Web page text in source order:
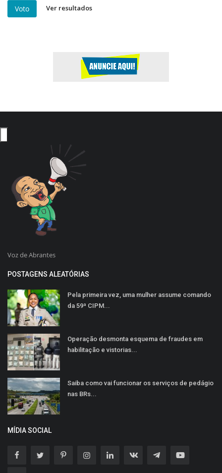
Voto Ver resultados
Voz de Abrantes
POSTAGENS ALEATÓRIAS
Pela primeira vez, uma mulher assume comando
da 59ª CIPM...
Operação desmonta esquema de fraudes em
habilitação e vistorias...
Saiba como vai funcionar os serviços de pedágio
nas BRs...
MÍDIA SOCIAL